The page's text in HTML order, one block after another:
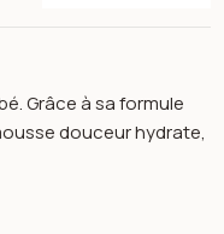
Grâce à sa formule
douceur hydrate,